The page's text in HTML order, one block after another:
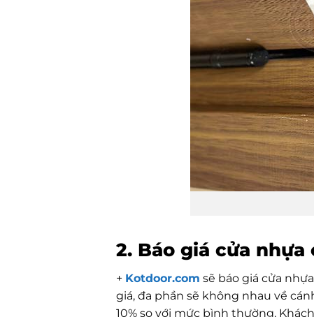
2. Báo giá cửa
+ Kotdoor.com sẽ báo giá cửa
giá, đa phần sẽ không nhau về
10% so với mức bình thường.